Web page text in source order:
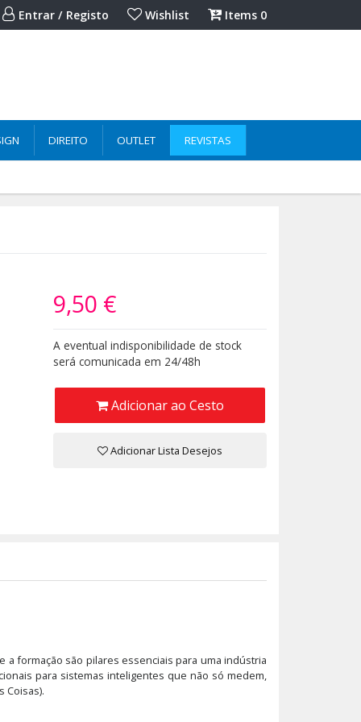
Entrar / Registo Wishlist Items 0
DIREITO OUTLET REVISTAS
9,50 €
A eventual indisponibilidade de stock
será comunicada em 24/48h
Adicionar ao Cesto
Adicionar Lista Desejos
a formação são pilares essenciais para uma indústria
para sistemas inteligentes que não só medem,
Coisas).